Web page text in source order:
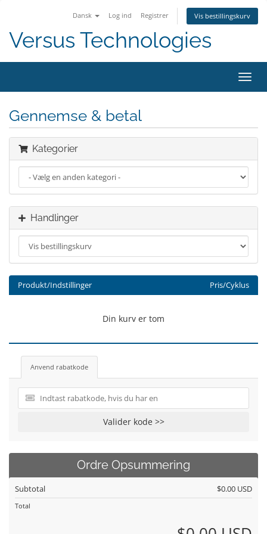
Dansk Log ind Registrer Vis bestillingskurv
Versus Technologies
Skift
Gennemse & betal
Kategorier
Handlinger
Produkt/Indstillinger Pris/Cyklus
Din kurv er tom
Anvend rabatkode
Valider kode >>
Ordre Opsummering
Subtotal $0.00 USD
Total